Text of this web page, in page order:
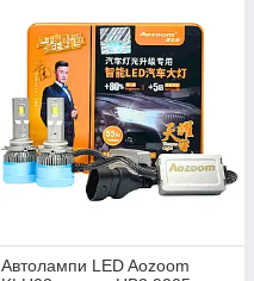
Автолампи LED Aozoom